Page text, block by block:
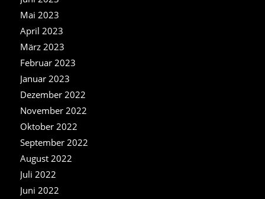
Mai 2023
April 2023
März 2023
Februar 2023
Januar 2023
Dezember 2022
November 2022
Oktober 2022
September 2022
August 2022
Juli 2022
Juni 2022